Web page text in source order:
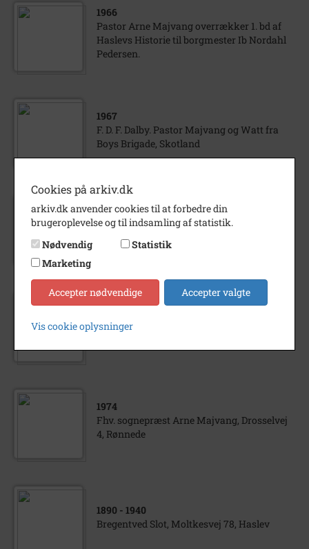
1966
Pastor Arne Majvang overrækker 1. bd af
Haslevs Historie til borgmester Ib Nordahl
Pedersen.
1967
F. D. F. Dalby. Pastor Majvang og Watt fra
Boys Brigade, Skotland
1970
Om Freerslev sogn. Foredrag af Arne
Majvang.
1972
Hjemstavnsudstilling i Dalby
1974
Fhv. sognepræst Arne Majvang, Drosselvej
4, Rønnede
1890 - 1940
Bregentved Slot, Moltkesvej 78, Haslev
Cookies på arkiv.dk
arkiv.dk anvender cookies til at forbedre din
brugeroplevelse og til indsamling af statistik.
Nødvendig
Statistik
Marketing
Accepter nødvendige Accepter valgte
Vis cookie oplysninger